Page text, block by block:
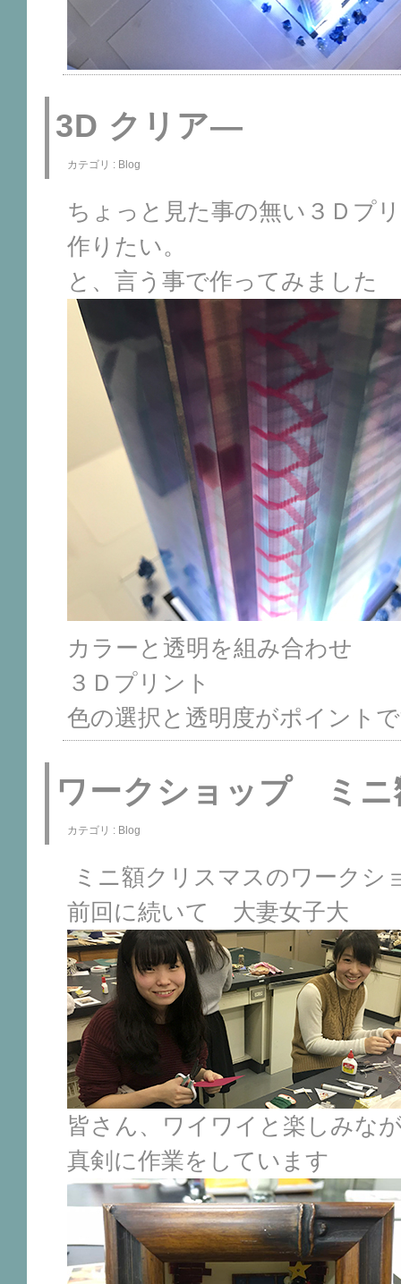
3D クリア―
カテゴリ : Blog
ちょっと見た事の無い３Ｄプ
作りたい。
と、言う事で作ってみました
カラーと透明を組み合わせ
３Ｄプリント
色の選択と透明度がポイント
ワークショップ ミニ
カテゴリ : Blog
ミニ額クリスマスのワークシ
前回に続いて 大妻女子大
皆さん、ワイワイと楽しみな
真剣に作業をしています